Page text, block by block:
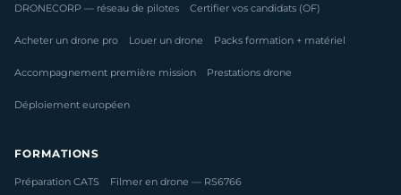
DRONECORP — réseau de pilotes Certifier vos candidats (OF)
Acheter un drone pro Louer un drone Packs formation + matériel
Accompagnement première mission Prestations drone
Déploiement européen
FORMATIONS
Préparation CATS Filmer en drone — RS6766